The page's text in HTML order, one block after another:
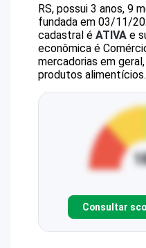
RS, possui 3 anos, 9
fundada em 03/11/
cadastral é ATIVA e
econômica é
mercadorias em
produtos alimentícios.
Consultar